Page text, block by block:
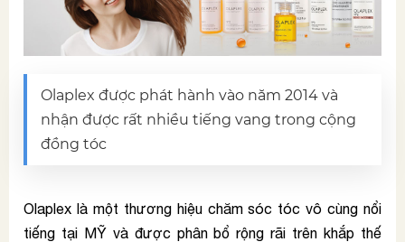
Olaplex được phát hành vào năm 2014 và
nhận được rất nhiều tiếng vang trong cộng
đồng tóc
Olaplex là một thương hiệu chăm sóc tóc vô cùng nổi
tiếng tại MỸ và được phân bổ rộng rãi trên khắp thế